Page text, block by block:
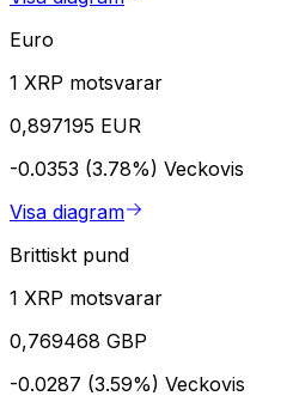
Euro
1 XRP motsvarar
0,897195 EUR
-0.0353 (3.78%) Veckovis
Visa diagram
Brittiskt pund
1 XRP motsvarar
0,769468 GBP
-0.0287 (3.59%) Veckovis